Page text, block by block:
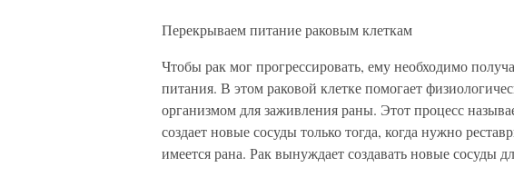
Перекрываем питание раковым клеткам
Чтобы рак мог прогрессировать, ему необходимо
питания. В этом раковой клетке помогает
организмом для заживления раны. Этот процесс
создает новые сосуды только тогда, когда нужно
имеется рана. Рак вынуждает создавать новые сосуды